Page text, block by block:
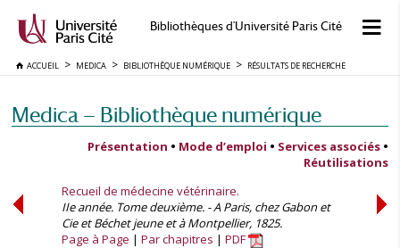
Bibliothèques d'Université Paris Cité
ACCUEIL MEDICA BIBLIOTHÈQUE NUMÉRIQUE RÉSULTATS DE RECHERCHE
Medica — Bibliothèque numérique
Présentation • Mode d’emploi • Services associés •
Réutilisations
Recueil de médecine vétérinaire.
IIe année. Tome deuxième. - A Paris, chez Gabon et
Cie et Béchet jeune et à Montpellier, 1825.
Page à Page
Par chapitres PDF